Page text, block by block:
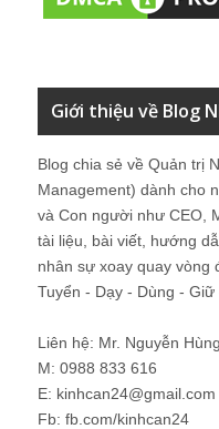
Giới thiệu về Blog
Blog chia sẻ về Quản trị
Management) dành cho
và Con người như CEO,
tài liệu, bài viết, hướng
nhân sự xoay quay vòng
Tuyển - Dạy - Dùng - Giữ
Liên hệ: Mr. Nguyễn
M: 0988 833 616
E: kinhcan24@gmail.com
Fb: fb.com/kinhcan24